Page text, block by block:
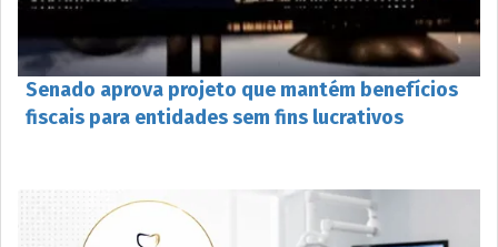
Senado aprova projeto que mantém benefícios
fiscais para entidades sem fins lucrativos